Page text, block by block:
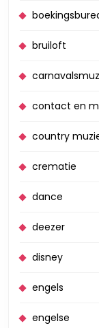
bruiloft
contact en
country
crematie
dance
deezer
disney
engels
engelse